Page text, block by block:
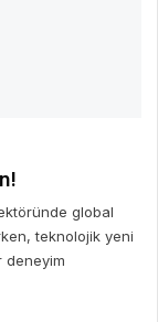
global
teknolojik yeni
deneyim